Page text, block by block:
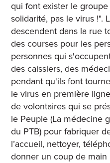
qui font exister le
solidarité, pas le virus !".
descendent dans la rue
des courses pour les
personnes qui
des caissiers, des
pendant qu'ils font
le virus en première
de volontaires qui se
le Peuple (La médecine
du PTB) pour fabriquer
l’accueil, nettoyer,
donner un coup de main